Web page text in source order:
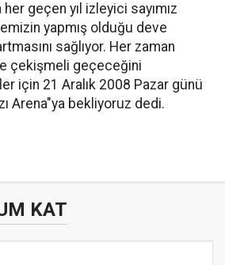
geçen yıl izleyici sayımız
yapmış olduğu deve
sağlıyor. Her zaman
çekişmeli geçeceğini
için 21 Aralık 2008 Pazar günü
Arena"ya bekliyoruz dedi.
KAT